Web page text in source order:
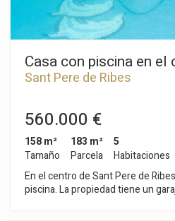
Casa con piscina en el
Sant Pere de Ribes
560.000 €
158 m²
Tamaño
183 m²
Parcela
5
Habitaciones
En el centro de Sant Pere de
piscina. La propiedad tiene un